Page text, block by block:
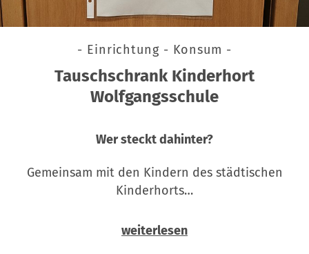
- Einrichtung - Konsum -
Tauschschrank Kinderhort
Wolfgangsschule
Wer steckt dahinter?
Gemeinsam mit den Kindern des städtischen
Kinderhorts…
weiterlesen